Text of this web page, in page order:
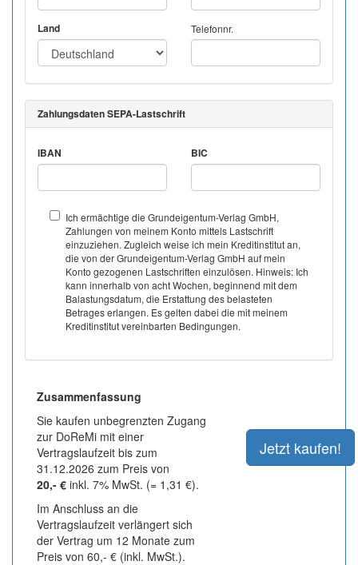
Land Telefonnr.
Zahlungsdaten SEPA-Lastschrift
IBAN BIC
Ich ermächtige die Grundeigentum-Verlag GmbH,
Zahlungen von meinem Konto mittels Lastschrift
einzuziehen. Zugleich weise ich mein Kreditinstitut an,
die von der Grundeigentum-Verlag GmbH auf mein
Konto gezogenen Lastschriften einzulösen. Hinweis: Ich
kann innerhalb von acht Wochen, beginnend mit dem
Balastungsdatum, die Erstattung des belasteten
Betrages erlangen. Es gelten dabei die mit meinem
Kreditinstitut vereinbarten Bedingungen.
Zusammenfassung
Sie kaufen unbegrenzten Zugang
zur DoReMi mit einer
Vertragslaufzeit bis zum
31.12.2026 zum Preis von
20,- € inkl. 7% MwSt. (= 1,31 €).
Im Anschluss an die
Vertragslaufzeit verlängert sich
der Vertrag um 12 Monate zum
Preis von 60,- € (inkl. MwSt.).